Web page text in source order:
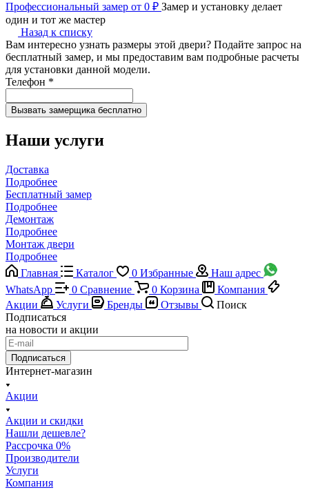
Профессиональный замер от 0 ₽ Замер и установку делает
один и тот же мастер
Назад к списку
Вам интересно узнать размеры этой двери? Подайте запрос на
бесплатный замер, и мы предоставим вам подробные расчеты
для установки данной модели.
Телефон *
Наши услуги
Доставка
Подробнее
Бесплатный замер
Подробнее
Демонтаж
Подробнее
Монтаж двери
Подробнее
Главная
Каталог 0 Избранные
Наш адрес
WhatsApp
0 Сравнение 0 Корзина
Компания
Акции
Услуги Бренды Отзывы
Поиск
Подписаться
на новости и акции
Подписаться
Интернет-магазин
Акции
Акции и скидки
Нашли дешевле?
Рассрочка 0%
Производители
Услуги
Компания